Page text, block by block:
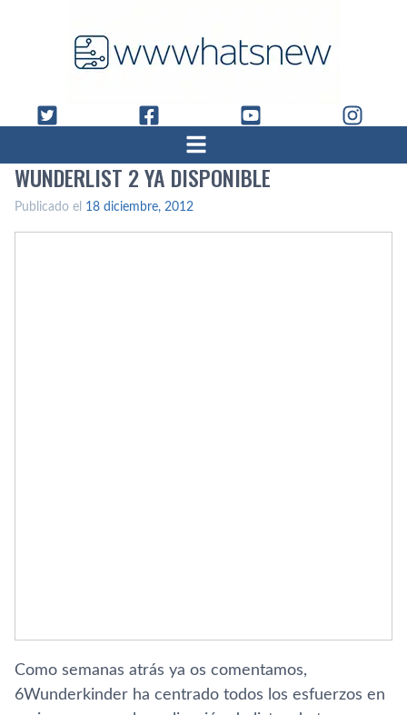
WUNDERLIST 2 YA DISPONIBLE
Publicado el 18 diciembre, 2012
Como semanas atrás ya os comentamos,
6Wunderkinder ha centrado todos los esfuerzos en